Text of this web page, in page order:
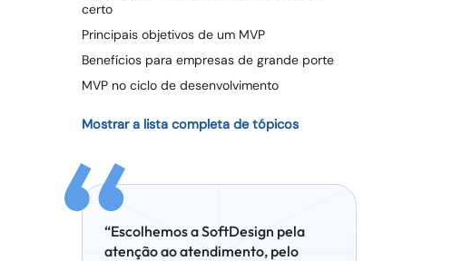
certo
Principais objetivos de um MVP
Benefícios para empresas de grande porte
MVP no ciclo de desenvolvimento
Mostrar a lista completa de tópicos
“Escolhemos a SoftDesign pela
atenção ao atendimento, pelo